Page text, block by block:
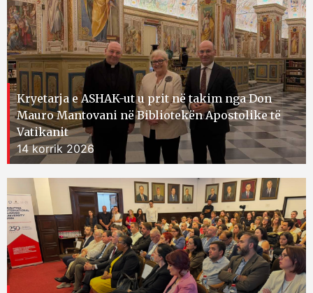
Kryetarja e ASHAK-ut u prit në takim nga Don
Mauro Mantovani në Bibliotekën Apostolike të
Vatikanit
14 korrik 2026